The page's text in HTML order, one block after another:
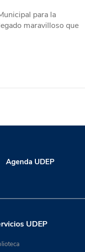
para la
maravilloso que
Agenda UDEP
UDEP